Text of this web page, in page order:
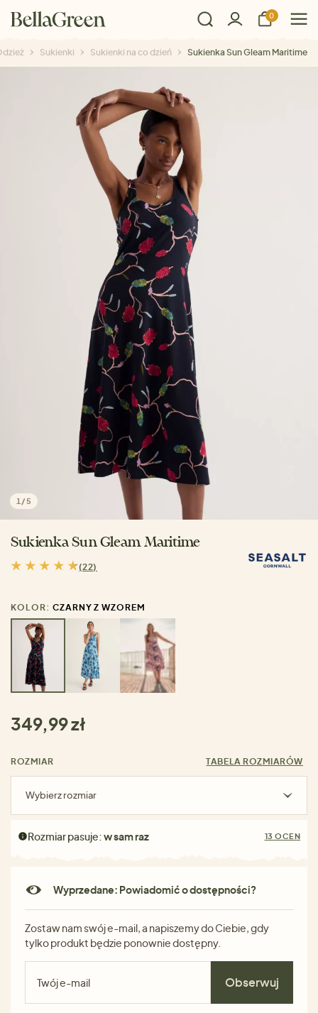
0
Sukienki Sukienki na co dzień Sukienka Sun Gleam Maritime
1 /5
Sukienka Sun Gleam Maritime
(22)
KOLOR: CZARNY Z WZOREM
349,99 zł
ROZMIAR TABELA ROZMIARÓW
Wybierz rozmiar
Rozmiar pasuje:w sam raz 13 OCEN
Wyprzedane: Powiadomić o dostępności?
Zostaw nam swój e-mail, a napiszemy do Ciebie, gdy
tylko produkt będzie ponownie dostępny.
Obserwuj